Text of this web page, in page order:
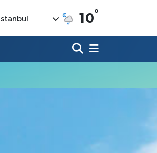
İstanbul 10°